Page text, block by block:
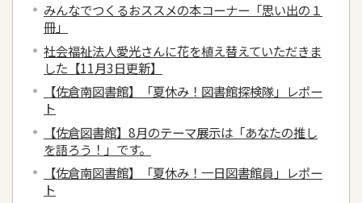
みんなでつくるおススメの本コーナー「思い出の１
冊」
社会福祉法人愛光さんに花を植え替えていただきま
した【11月3日更新】
【佐倉南図書館】「夏休み！図書館探検隊」レポー
ト
【佐倉図書館】8月のテーマ展示は「あなたの推し
を語ろう！」です。
【佐倉南図書館】「夏休み！一日図書館員」レポー
ト